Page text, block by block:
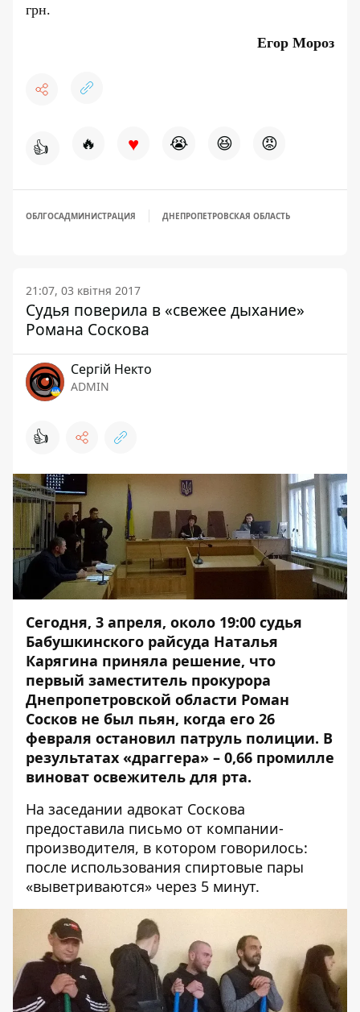
грн.
Егор Мороз
👍 🔥 ♥ 😭 😆 😡
ОБЛГОСАДМИНИСТРАЦИЯ ДНЕПРОПЕТРОВСКАЯ ОБЛАСТЬ
21:07, 03 квітня 2017
Судья поверила в «свежее дыхание»
Романа Соскова
Сергій Некто
ADMIN
👍
Сегодня, 3 апреля, около 19:00 судья
Бабушкинского райсуда Наталья
Карягина приняла решение, что
первый заместитель прокурора
Днепропетровской области Роман
Сосков не был пьян, когда его 26
февраля остановил патруль полиции. В
результатах «драггера» – 0,66 промилле
виноват освежитель для рта.
На заседании адвокат Соскова
предоставила письмо от компании-
производителя, в котором говорилось:
после использования спиртовые пары
«выветриваются» через 5 минут.